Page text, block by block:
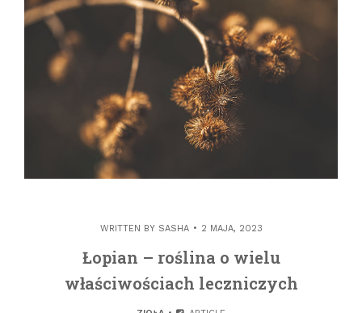
WRITTEN BY SASHA 2 MAJA, 2023
Łopian – roślina o wielu
właściwościach leczniczych